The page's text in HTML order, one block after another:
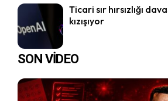
Ticari sır hırsızlığı
kızışıyor
SON VİDEO